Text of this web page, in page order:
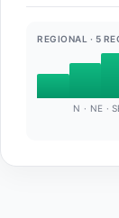
REGIONAL · 5
N · NE ·